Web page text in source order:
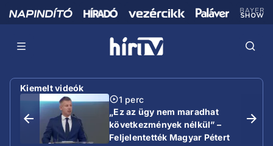
Kiemelt videók
1 perc
„Ez az ügy nem maradhat
következmények nélkül” –
Feljelentették Magyar Pétert